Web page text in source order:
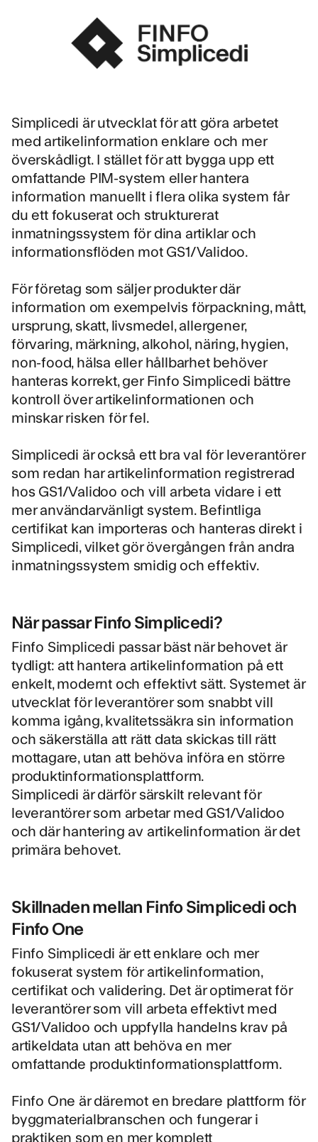
Simplicedi är utvecklat för att göra arbetet
med artikelinformation enklare och mer
överskådligt. I stället för att bygga upp ett
omfattande PIM-system eller hantera
information manuellt i flera olika system får
du ett fokuserat och strukturerat
inmatningssystem för dina artiklar och
informationsflöden mot GS1/Validoo.
För företag som säljer produkter där
information om exempelvis förpackning, mått,
ursprung, skatt, livsmedel, allergener,
förvaring, märkning, alkohol, näring, hygien,
non-food, hälsa eller hållbarhet behöver
hanteras korrekt, ger Finfo Simplicedi bättre
kontroll över artikelinformationen och
minskar risken för fel.
Simplicedi är också ett bra val för leverantörer
som redan har artikelinformation registrerad
hos GS1/Validoo och vill arbeta vidare i ett
mer användarvänligt system. Befintliga
certifikat kan importeras och hanteras direkt i
Simplicedi, vilket gör övergången från andra
inmatningssystem smidig och effektiv.
När passar Finfo Simplicedi?
Finfo Simplicedi passar bäst när behovet är
tydligt: att hantera artikelinformation på ett
enkelt, modernt och effektivt sätt. Systemet är
utvecklat för leverantörer som snabbt vill
komma igång, kvalitetssäkra sin information
och säkerställa att rätt data skickas till rätt
mottagare, utan att behöva införa en större
produktinformationsplattform.
Simplicedi är därför särskilt relevant för
leverantörer som arbetar med GS1/Validoo
och där hantering av artikelinformation är det
primära behovet.
Skillnaden mellan Finfo Simplicedi och
Finfo One
Finfo Simplicedi är ett enklare och mer
fokuserat system för artikelinformation,
certifikat och validering. Det är optimerat för
leverantörer som vill arbeta effektivt med
GS1/Validoo och uppfylla handelns krav på
artikeldata utan att behöva en mer
omfattande produktinformationsplattform.
Finfo One är däremot en bredare plattform för
byggmaterialbranschen och fungerar i
praktiken som en mer komplett